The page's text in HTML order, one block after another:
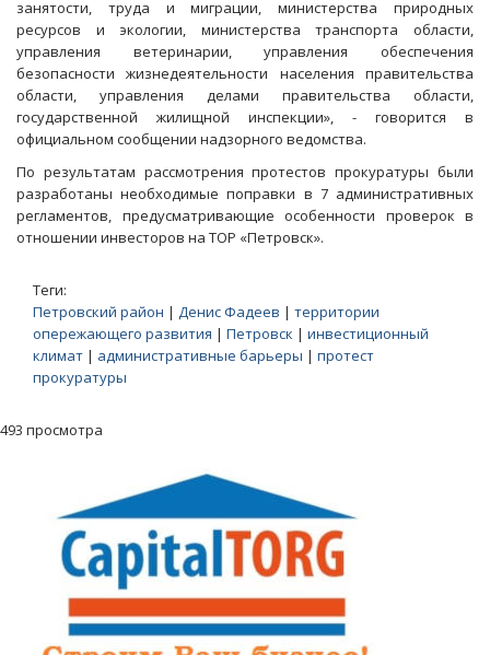
занятости, труда и миграции, министерства природных
ресурсов и экологии, министерства транспорта области,
управления ветеринарии, управления обеспечения
безопасности жизнедеятельности населения правительства
области, управления делами правительства области,
государственной жилищной инспекции», - говорится в
официальном сообщении надзорного ведомства.
По результатам рассмотрения протестов прокуратуры были
разработаны необходимые поправки в 7 административных
регламентов, предусматривающие особенности проверок в
отношении инвесторов на ТОР «Петровск».
Теги:
Петровский район | Денис Фадеев | территории
опережающего развития | Петровск | инвестиционный
климат | административные барьеры | протест
прокуратуры
493 просмотра